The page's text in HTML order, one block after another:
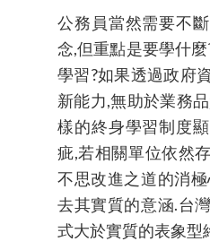
公務員當然需要不
念,但重點是要學什
學習?如果透過政府
新能力,無助於業務
樣的終身學習制度
疵,若相關單位依然
不思改進之道的消
去其實質的意涵.台
式大於實質的表象型